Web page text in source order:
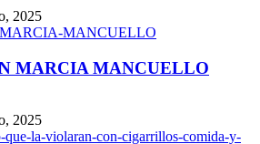
2025
MARCIA MANCUELLO
2025